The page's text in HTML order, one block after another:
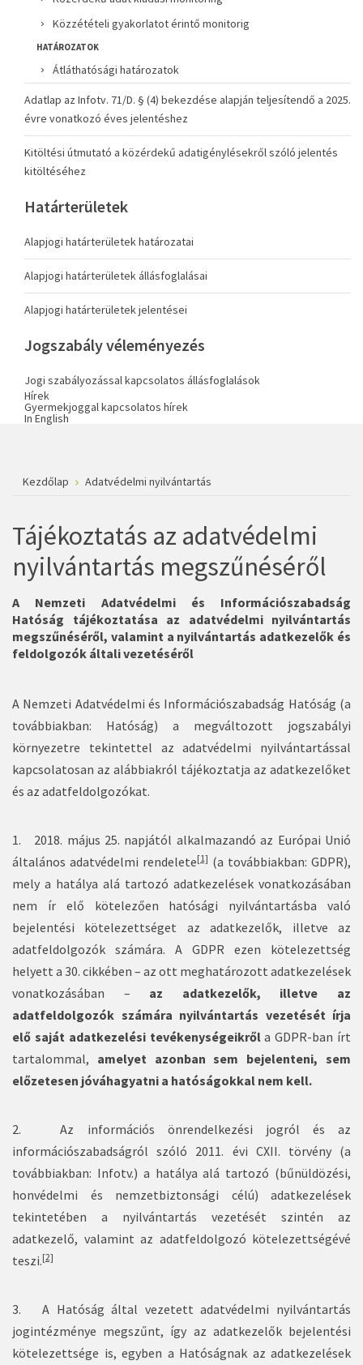
Közzétételi gyakorlatot érintő monitorig
HATÁROZATOK
Átláthatósági határozatok
Adatlap az Infotv. 71/D. § (4) bekezdése alapján teljesítendő a 2025.
évre vonatkozó éves jelentéshez
Kitöltési útmutató a közérdekű adatigénylésekről szóló jelentés
kitöltéséhez
Határterületek
Alapjogi határterületek határozatai
Alapjogi határterületek állásfoglalásai
Alapjogi határterületek jelentései
Jogszabály véleményezés
Jogi szabályozással kapcsolatos állásfoglalások
Hírek
Gyermekjoggal kapcsolatos hírek
In English
Kezdőlap Adatvédelmi nyilvántartás
Tájékoztatás az adatvédelmi
nyilvántartás megszűnéséről
A Nemzeti Adatvédelmi és Információszabadság
Hatóság tájékoztatása az adatvédelmi nyilvántartás
megszűnéséről, valamint a nyilvántartás adatkezelők és
feldolgozók általi vezetéséről
A Nemzeti Adatvédelmi és Információszabadság Hatóság (a
továbbiakban: Hatóság) a megváltozott jogszabályi
környezetre tekintettel az adatvédelmi nyilvántartással
kapcsolatosan az alábbiakról tájékoztatja az adatkezelőket
és az adatfeldolgozókat.
1. 2018. május 25. napjától alkalmazandó az Európai Unió
általános adatvédelmi rendelete[1] (a továbbiakban: GDPR),
mely a hatálya alá tartozó adatkezelések vonatkozásában
nem ír elő kötelezően hatósági nyilvántartásba való
bejelentési kötelezettséget az adatkezelők, illetve az
adatfeldolgozók számára. A GDPR ezen kötelezettség
helyett a 30. cikkében – az ott meghatározott adatkezelések
vonatkozásában – az adatkezelők, illetve az
adatfeldolgozók számára nyilvántartás vezetését írja
elő saját adatkezelési tevékenységeikrőla GDPR-ban írt
tartalommal, amelyet azonban sem bejelenteni, sem
előzetesen jóváhagyatni a hatóságokkal nem kell.
2. Az információs önrendelkezési jogról és az
információszabadságról szóló 2011. évi CXII. törvény (a
továbbiakban: Infotv.) a hatálya alá tartozó (bűnüldözési,
honvédelmi és nemzetbiztonsági célú) adatkezelések
tekintetében a nyilvántartás vezetését szintén az
adatkezelő, valamint az adatfeldolgozó kötelezettségévé
teszi.[2]
3. A Hatóság által vezetett adatvédelmi nyilvántartás
jogintézménye megszűnt, így az adatkezelők bejelentési
kötelezettsége is, egyben a Hatóságnak az adatkezelések